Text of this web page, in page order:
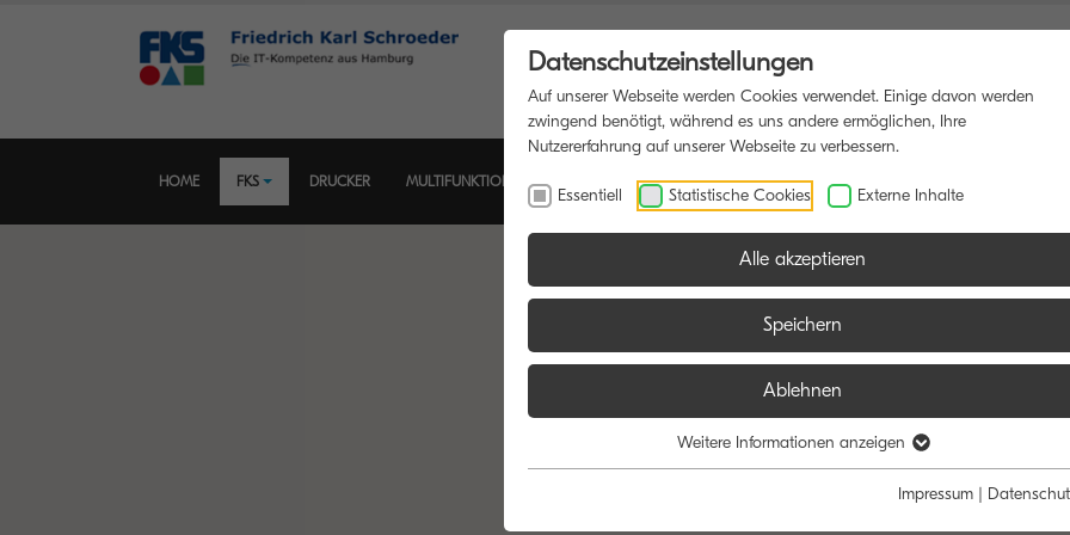
HOME FKS DRUCKER MULTIFUNKTIONSDRUCKER SOFTWARE BLOG
Datenschutzeinstellungen
Auf unserer Webseite werden Cookies verwendet. Einige davon werden
zwingend benötigt, während es uns andere ermöglichen, Ihre
Nutzererfahrung auf unserer Webseite zu verbessern.
Essentiell Statistische Cookies Externe Inhalte
Alle akzeptieren
Speichern
Ablehnen
Weitere Informationen anzeigen
Impressum |